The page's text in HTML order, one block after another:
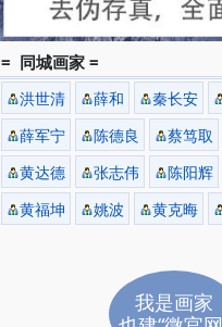
= 同城画家 =
洪世清 薛和 秦长安
薛军宁
陈德良 蔡笃取
黄达德
张志伟 陈阳辉
黄福坤
姚波 黄克晦
我是画家